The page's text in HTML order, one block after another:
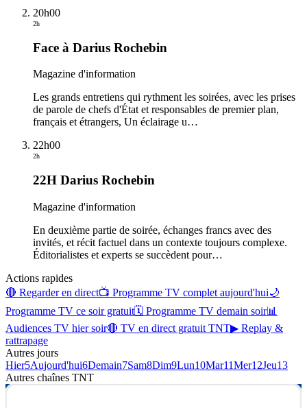
20h00
2h
Face à Darius Rochebin
Magazine d'information
Les grands entretiens qui rythment les soirées, avec les prises
de parole de chefs d'État et responsables de premier plan,
français et étrangers, Un éclairage u…
22h00
2h
22H Darius Rochebin
Magazine d'information
En deuxième partie de soirée, échanges francs avec des
invités, et récit factuel dans un contexte toujours complexe.
Éditorialistes et experts se succèdent pour…
Actions rapides
🔴 Regarder en direct📺 Programme TV complet aujourd'hui🌙
Programme TV ce soir gratuit🗓 Programme TV demain soir📊
Audiences TV hier soir🔴 TV en direct gratuit TNT▶ Replay &
rattrapage
Autres jours
Hier5Aujourd'hui6Demain7Sam8Dim9Lun10Mar11Mer12Jeu13
Autres chaînes TNT